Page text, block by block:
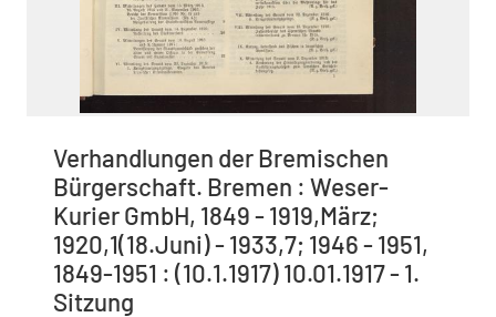
Verhandlungen der Bremischen
Bürgerschaft. Bremen : Weser-
Kurier GmbH, 1849 - 1919,März;
1920,1(18.Juni) - 1933,7; 1946 - 1951,
1849-1951 : (10.1.1917) 10.01.1917 - 1.
Sitzung